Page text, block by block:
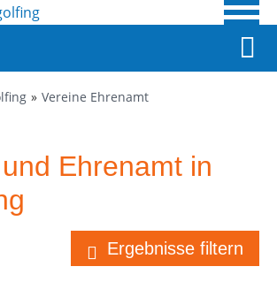
Vereine Ehrenamt
Ehrenamt in
Ergebnisse filtern